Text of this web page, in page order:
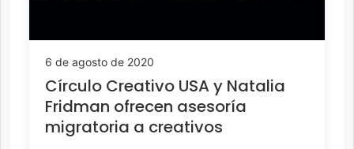
6 de agosto de 2020
Círculo Creativo USA y Natalia
Fridman ofrecen asesoría
migratoria a creativos